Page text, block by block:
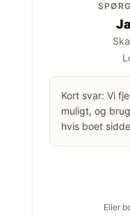
Kort svar: Vi
muligt, og
hvis boet
Eller